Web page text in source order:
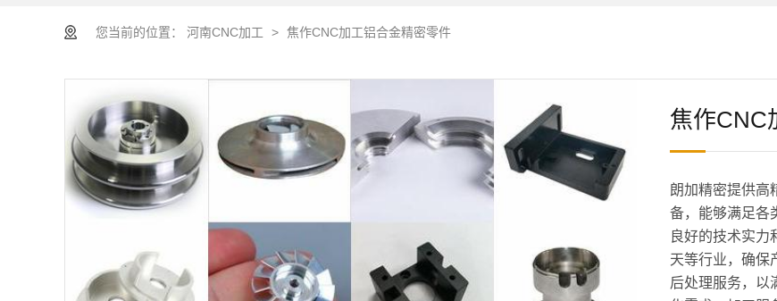
您当前的位置： 河南CNC加工 > 焦作CNC加工铝合金精密零件
焦作CNC
朗加精密提供高
备，能够满足各
良好的技术实
天等行业，确保
后处理服务，以